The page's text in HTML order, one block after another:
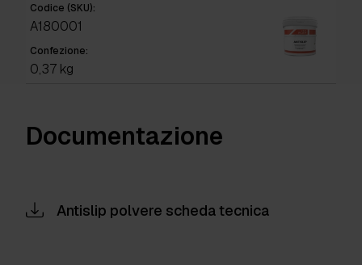
Codice (SKU):
A180001
Confezione:
0,37 kg
Documentazione
Antislip polvere scheda tecnica